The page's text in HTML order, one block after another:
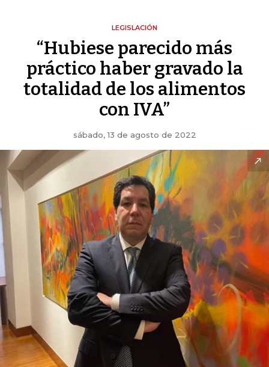
LEGISLACIÓN
“Hubiese parecido más
práctico haber gravado la
totalidad de los alimentos
con IVA”
sábado, 13 de agosto de 2022